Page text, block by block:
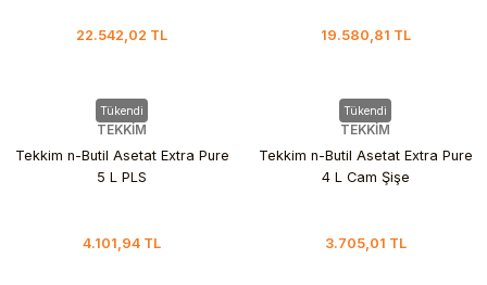
22.542,02 TL 19.580,81 TL
Tükendi
TEKKİM
Tekkim n-Butil Asetat Extra Pure
5 L PLS
4.101,94 TL
Tükendi
TEKKİM
Tekkim n-Butil Asetat Extra Pure
4 L Cam Şişe
3.705,01 TL